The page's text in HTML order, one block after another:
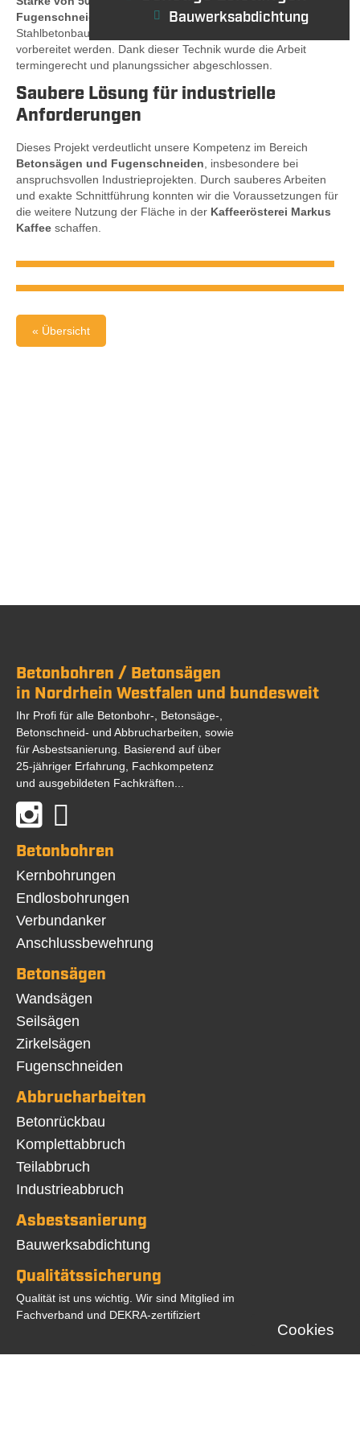
Fugenschneidtechnik
konnten auch diese massiven
Stahlbetonbauteile präzise geschnitten und für den Abtransport
vorbereitet werden. Dank dieser Technik wurde die Arbeit
termingerecht und planungssicher abgeschlossen.
Saubere Lösung für industrielle
Anforderungen
Dieses Projekt verdeutlicht unsere Kompetenz im Bereich
Betonsägen und Fugenschneiden , insbesondere bei
anspruchsvollen Industrieprojekten. Durch sauberes Arbeiten
und exakte Schnittführung konnten wir die Voraussetzungen für
die weitere Nutzung der Fläche in der Kaffeerösterei Markus
Kaffee schaffen.
« Übersicht
Bauwerksabdichtung
Betonbohren / Betonsägen
in Nordrhein Westfalen und bundesweit
Ihr Profi für alle Betonbohr-, Betonsäge-,
Betonschneid- und Abbrucharbeiten, sowie
für Asbestsanierung. Basierend auf über
25-jähriger Erfahrung, Fachkompetenz
und ausgebildeten Fachkräften...
Betonbohren
Navigation
überspringen
Kernbohrungen
Endlosbohrungen
Verbundanker
Anschlussbewehrung
Betonsägen
Navigation
überspringen
Wandsägen
Seilsägen
Zirkelsägen
Fugenschneiden
Abbrucharbeiten
Navigation
überspringen
Betonrückbau
Komplettabbruch
Teilabbruch
Industrieabbruch
Asbestsanierung
Navigation
überspringen
Bauwerksabdichtung
Qualitätssicherung
Qualität ist uns wichtig. Wir sind Mitglied im
Fachverband und DEKRA-zertifiziert
Cookies